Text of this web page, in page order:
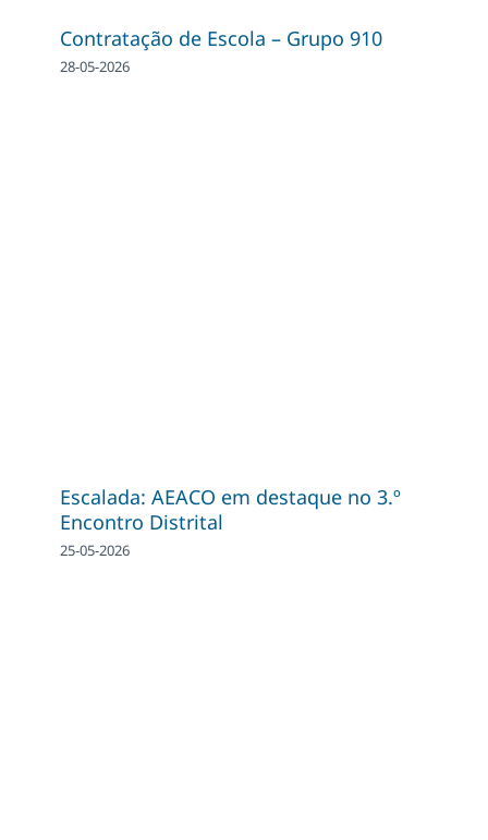
Contratação de Escola – Grupo 910
28-05-2026
Escalada: AEACO em destaque no 3.º
Encontro Distrital
25-05-2026